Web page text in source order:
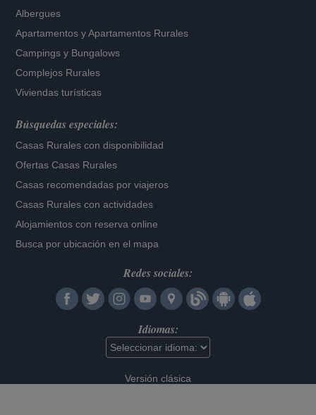
Albergues
Apartamentos yApartamentos Rurales
Campings y Bungalows
Complejos Rurales
Viviendas turísticas
Búsquedas especiales:
Casas Rurales con disponibilidad
Ofertas Casas Rurales
Casas recomendadas por viajeros
Casas Rurales con actividades
Alojamientos con reserva online
Busca por ubicación en el mapa
Redes sociales:
Idiomas:
Versión clásica